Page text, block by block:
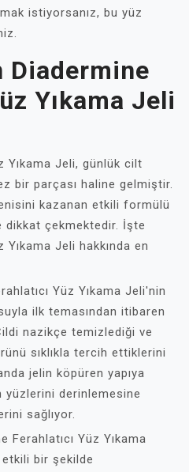
istiyorsanız, bu yüz
Diadermine
Yıkama Jeli
Yıkama Jeli, günlük cilt
bir parçası haline gelmiştir.
kazanan etkili formülü
dikkat çekmektedir. İşte
Yıkama Jeli hakkında en
Yüz Yıkama Jeli'nin
ilk temasından itibaren
nazikçe temizlediği ve
sıklıkla tercih ettiklerini
jelin köpüren yapıya
yüzlerini derinlemesine
sağlıyor.
Ferahlatıcı Yüz Yıkama
bir şekilde